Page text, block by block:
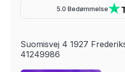
5.0 Bedømmelse
Suomisvej 4 1927
41249986